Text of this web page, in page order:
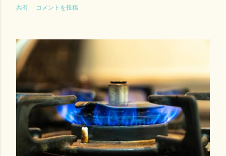
共有 コメントを投稿